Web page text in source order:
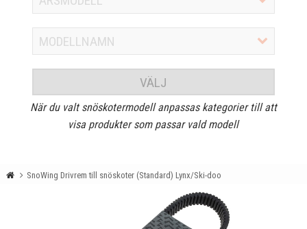
VÄLJ
När du valt snöskotermodell anpassas kategorier till att
visa produkter som passar vald modell
SnoWing Drivrem till snöskoter (Standard) Lynx/Ski-doo